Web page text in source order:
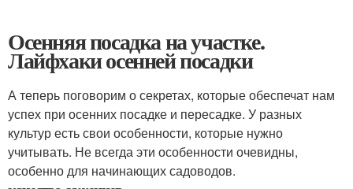
Осенняя посадка на участке.
Лайфхаки осенней посадки
А теперь поговорим о секретах, которые обеспечат нам
успех при осенних посадке и пересадке. У разных
культур есть свои особенности, которые нужно
учитывать. Не всегда эти особенности очевидны,
особенно для начинающих садоводов.